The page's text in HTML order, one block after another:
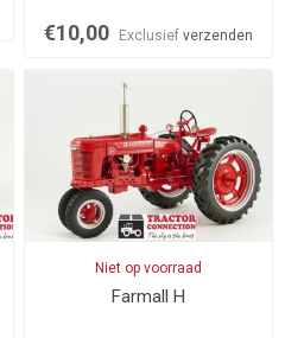
€10,00 Exclusiefverzenden
Niet op voorraad
Farmall H